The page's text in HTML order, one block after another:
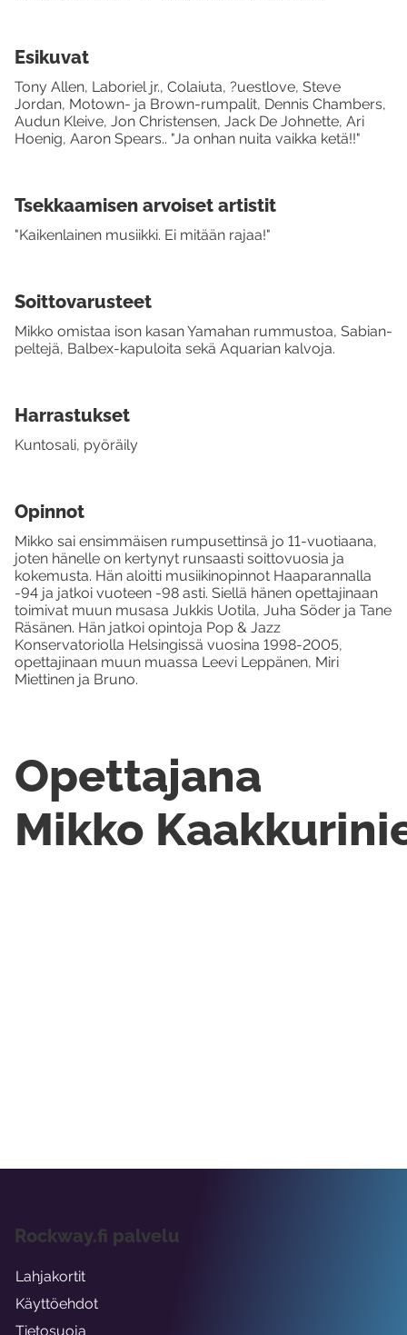
Opettajana
Mikko
Esikuvat
Tony Allen, Laboriel jr., Colaiuta, ?uestlove, Steve
Jordan, Motown- ja Brown-rumpalit, Dennis Chambers,
Audun Kleive, Jon Christensen, Jack De Johnette, Ari
Hoenig, Aaron Spears.. "Ja onhan nuita vaikka ketä!!"
Tsekkaamisen arvoiset artistit
"Kaikenlainen musiikki. Ei mitään rajaa!"
Soittovarusteet
Mikko omistaa ison kasan Yamahan rummustoa, Sabian-
peltejä, Balbex-kapuloita sekä Aquarian kalvoja.
Harrastukset
Kuntosali, pyöräily
Opinnot
Mikko sai ensimmäisen rumpusettinsä jo 11-vuotiaana,
joten hänelle on kertynyt runsaasti soittovuosia ja
kokemusta. Hän aloitti musiikinopinnot Haaparannalla
-94 ja jatkoi vuoteen -98 asti. Siellä hänen opettajinaan
toimivat muun musasa Jukkis Uotila, Juha Söder ja Tane
Räsänen. Hän jatkoi opintoja Pop & Jazz
Konservatoriolla Helsingissä vuosina 1998-2005,
opettajinaan muun muassa Leevi Leppänen, Miri
Miettinen ja Bruno.
Rockway.fi palvelu
Lahjakortit
Käyttöehdot
Tietosuoja